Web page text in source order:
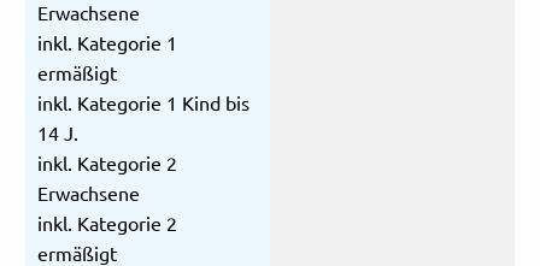
Erwachsene
inkl. Kategorie 1
ermäßigt
inkl. Kategorie 1 Kind bis
14 J.
inkl. Kategorie 2
Erwachsene
inkl. Kategorie 2
ermäßigt